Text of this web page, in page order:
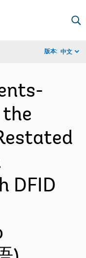
版本: 中文
DFID